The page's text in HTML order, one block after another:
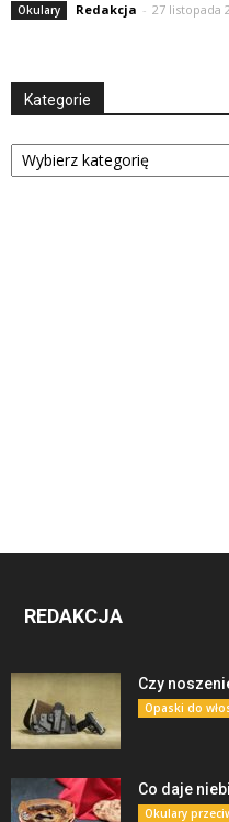
Okulary Redakcja - 27 listopada
Kategorie
Kategorie
REDAKCJA
Czy
Opaski do
Co daje
Okulary